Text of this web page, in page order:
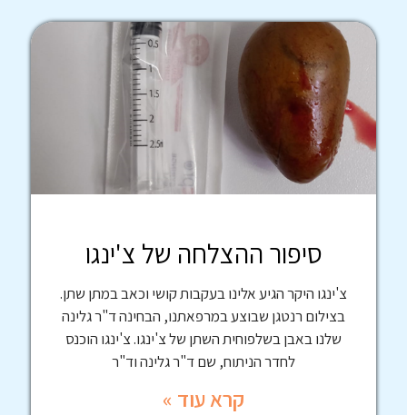
סיפור ההצלחה של צ'ינגו
צ'ינגו היקר הגיע אלינו בעקבות קושי וכאב במתן שתן.
בצילום רנטגן שבוצע במרפאתנו, הבחינה ד"ר גלינה
שלנו באבן בשלפוחית השתן של צ'ינגו. צ'ינגו הוכנס
לחדר הניתוח, שם ד"ר גלינה וד"ר
קרא עוד »